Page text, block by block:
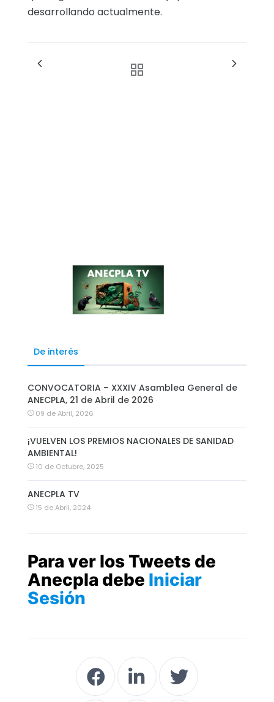
desarrollando actualmente.
De interés
CONVOCATORIA – XXXIV Asamblea General de
ANECPLA, 21 de Abril de 2026
09 de Abril, 2026
¡VUELVEN LOS PREMIOS NACIONALES DE SANIDAD
AMBIENTAL!
10 de Octubre, 2025
ANECPLA TV
15 de Abril, 2024
Para ver los Tweets de
Anecpla debe Iniciar
Sesión